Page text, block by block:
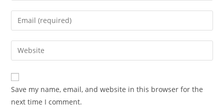
name
comment
Enter
your
email
address
comment
Enter
your
website
URL
(optional)
Save my name, email, and website in this browser for the
next time I comment.